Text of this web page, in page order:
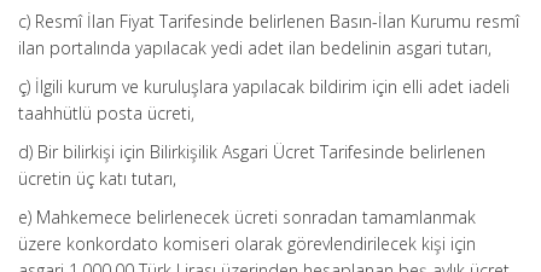
c) Resmî İlan Fiyat Tarifesinde belirlenen Basın-İlan Kurumu resmî
ilan portalında yapılacak yedi adet ilan bedelinin asgari tutarı,
ç) İlgili kurum ve kuruluşlara yapılacak bildirim için elli adet iadeli
taahhütlü posta ücreti,
d) Bir bilirkişi için Bilirkişilik Asgari Ücret Tarifesinde belirlenen
ücretin üç katı tutarı,
e) Mahkemece belirlenecek ücreti sonradan tamamlanmak
üzere konkordato komiseri olarak görevlendirilecek kişi için